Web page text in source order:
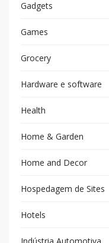
Gadgets
Games
Grocery
Hardware e software
Health
Home & Garden
Home and Decor
Hospedagem de Sites
Hotels